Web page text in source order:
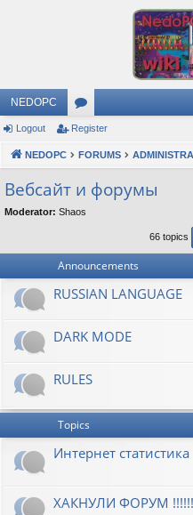
NEDOPC
or
u
s
Logout Register
NEDOPC FORUMS
Вебсайт и форумы
Moderator: Shaos
66 topics
Announcements
RUSSIAN LANGUAGE
DARK MODE
RULES
Topics
Интернет статистика
ХАКНУЛИ ФОРУМ